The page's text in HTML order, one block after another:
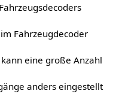
Fahrzeugdecoder
eine große Anzahl
anders eingestellt